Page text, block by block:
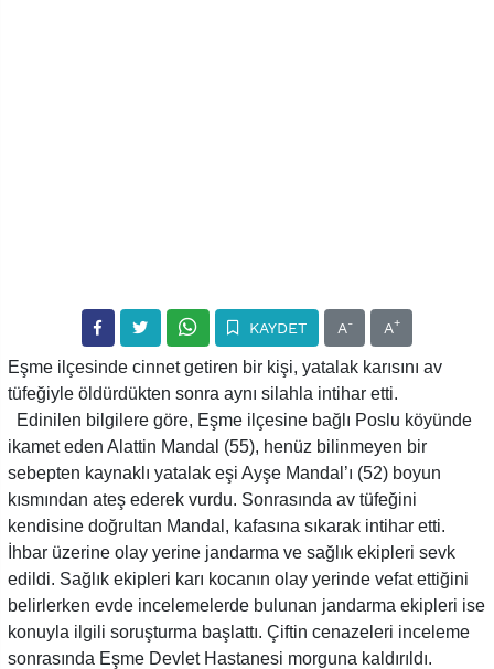
KAYDET A- A+
Eşme ilçesinde cinnet getiren bir kişi, yatalak karısını av
tüfeğiyle öldürdükten sonra aynı silahla intihar etti.
Edinilen bilgilere göre, Eşme ilçesine bağlı Poslu köyünde
ikamet eden Alattin Mandal (55), henüz bilinmeyen bir
sebepten kaynaklı yatalak eşi Ayşe Mandal’ı (52) boyun
kısmından ateş ederek vurdu. Sonrasında av tüfeğini
kendisine doğrultan Mandal, kafasına sıkarak intihar etti.
İhbar üzerine olay yerine jandarma ve sağlık ekipleri sevk
edildi. Sağlık ekipleri karı kocanın olay yerinde vefat ettiğini
belirlerken evde incelemelerde bulunan jandarma ekipleri ise
konuyla ilgili soruşturma başlattı. Çiftin cenazeleri inceleme
sonrasında Eşme Devlet Hastanesi morguna kaldırıldı.